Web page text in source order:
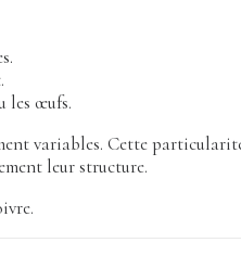
les œufs.
variables. Cette
leur structure.